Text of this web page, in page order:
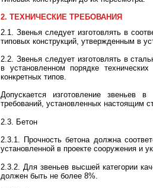
2. ТЕХНИЧЕСКИЕ ТРЕБОВАНИЯ
2.1. Звенья следует изготовлять в
типовых конструкций, утвержденным в
2.2. Звенья следует изготовлять в
в установленном порядке
конкретных типов.
Допускается изготовление звеньев
требований, установленных настоящим
2.3. Бетон
2.3.1. Прочность бетона должна
установленной в проекте сооружения и
2.3.2. Для звеньев высшей категории
должен быть не более 8%.